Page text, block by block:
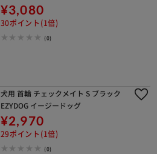
¥3,080
30ポイント(1倍)
(0)
犬用 首輪 チェックメイト S ブラック
EZYDOG イージードッグ
¥2,970
29ポイント(1倍)
(0)